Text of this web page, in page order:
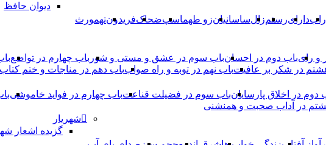
دارایرستمزالساسانیانزو طهماسپ‏ضحاکفریدونتهمورث
دیوان حافظ
و رایباب دوم در احسانباب سوم در عشق و مستی و شور باب چهارم در تواضع
در شکر بر عافیتباب نهم در توبه و راه صوابباب دهم در مناجات و ختم کتاب
دوم در اخلاق پارسایانباب سوم در فضیلت قناعتباب چهارم در فواید خاموشى
در آداب صحبت و همنشنى
شهریار
گزیده اشعار